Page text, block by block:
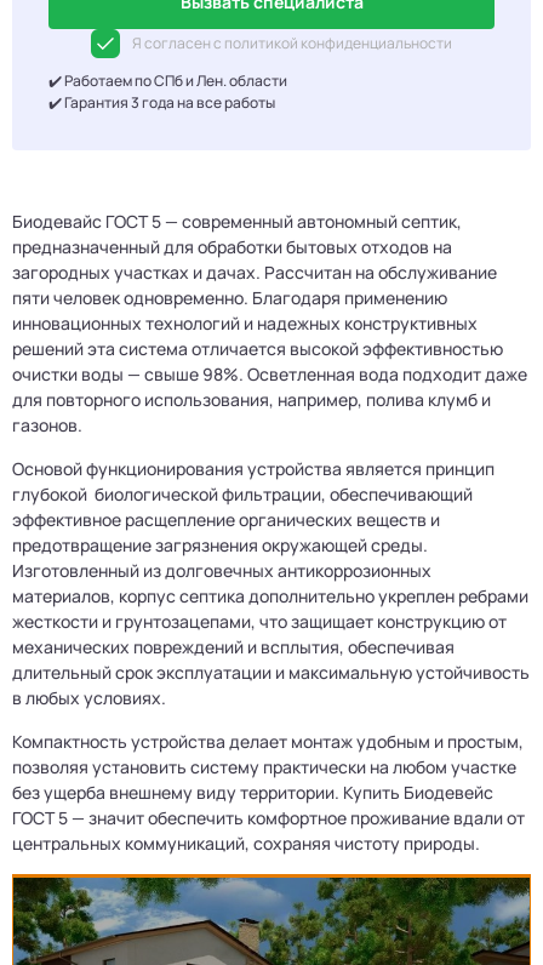
Я согласен с политикой конфиденциальности
✔️ Работаем по СПб и Лен. области
✔️ Гарантия 3 года на все работы
Биодевайс ГОСТ 5 — современный автономный септик,
предназначенный для обработки бытовых отходов на
загородных участках и дачах. Рассчитан на обслуживание
пяти человек одновременно. Благодаря применению
инновационных технологий и надежных конструктивных
решений эта система отличается высокой эффективностью
очистки воды — свыше 98%. Осветленная вода подходит даже
для повторного использования, например, полива клумб и
газонов.
Основой функционирования устройства является принцип
глубокой биологической фильтрации, обеспечивающий
эффективное расщепление органических веществ и
предотвращение загрязнения окружающей среды.
Изготовленный из долговечных антикоррозионных
материалов, корпус септика дополнительно укреплен ребрами
жесткости и грунтозацепами, что защищает конструкцию от
механических повреждений и всплытия, обеспечивая
длительный срок эксплуатации и максимальную устойчивость
в любых условиях.
Компактность устройства делает монтаж удобным и простым,
позволяя установить систему практически на любом участке
без ущерба внешнему виду территории. Купить Биодевейс
ГОСТ 5 — значит обеспечить комфортное проживание вдали от
центральных коммуникаций, сохраняя чистоту природы.